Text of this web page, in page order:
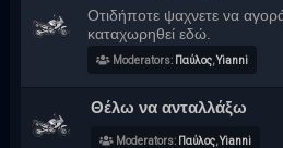
Οτιδήποτε ψαχνετε να
καταχωρηθεί εδώ.
Moderators: Παύλος,Yianni
Θέλω να ανταλλάξω
Moderators: Παύλος,Yianni